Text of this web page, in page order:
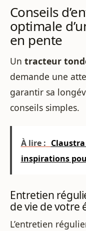
Conseils
optimale
en pente
Un tracteur
demande une
garantir sa
conseils simples.
À lire :
inspirations
Entretien
de vie de votre
L’entretien